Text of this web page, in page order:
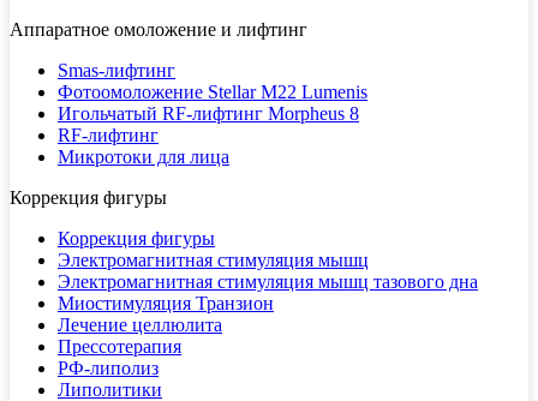
Аппаратное омоложение и лифтинг
Smas-лифтинг
Фотоомоложение Stellar M22 Lumenis
Игольчатый RF-лифтинг Morpheus 8
RF-лифтинг
Микротоки для лица
Коррекция фигуры
Коррекция фигуры
Электромагнитная стимуляция мышц
Электромагнитная стимуляция мышц тазового дна
Миостимуляция Транзион
Лечение целлюлита
Прессотерапия
РФ-липолиз
Липолитики